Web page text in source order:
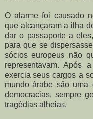
O alarme foi causado
que alcançaram a ilha
dar o passaporte a
para que se
sócios europeus não
representavam. Após
exercia seus cargos a
mundo árabe são uma
democracias, sempre
tragédias alheias.